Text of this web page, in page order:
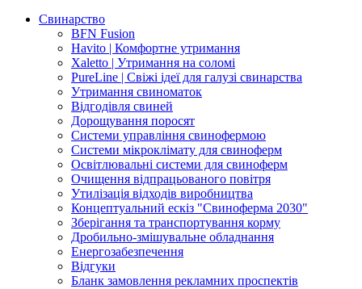
Свинарство
BFN Fusion
Havito | Комфортне утримання
Xaletto | Утримання на соломі
PureLine | Свіжі ідеї для галузі свинарства
Утримання свиноматок
Відгодівля свиней
Дорощування поросят
Системи управління свинофермою
Системи мікроклімату для свиноферм
Освітлювальні системи для свиноферм
Очищення відпрацьованого повітря
Утилізація відходів виробництва
Концептуальний ескіз "Свиноферма 2030"
Зберігання та транспортування корму
Дробильно-змішувальне обладнання
Енергозабезпечення
Відгуки
Бланк замовлення рекламних проспектів